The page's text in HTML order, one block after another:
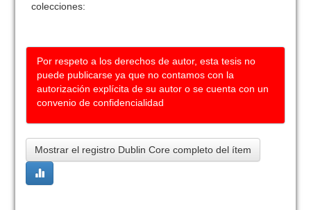
colecciones:
Por respeto a los derechos de autor, esta tesis no
puede publicarse ya que no contamos con la
autorización explícita de su autor o se cuenta con un
convenio de confidencialidad
Mostrar el registro Dublin Core completo del ítem